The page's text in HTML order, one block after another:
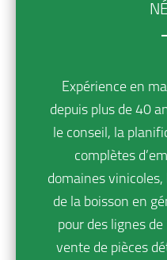
Expérience en
depuis plus de 40
le conseil, la
complètes
domaines vinicoles,
de la boisson en
pour des lignes
vente de pièces